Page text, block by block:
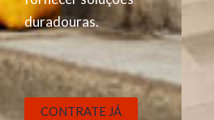
duradouras.
CONTRATE JÁ